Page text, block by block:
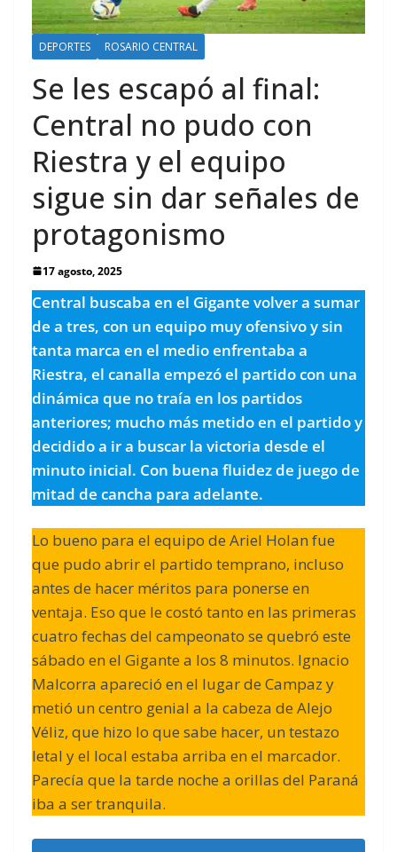
DEPORTES ROSARIO CENTRAL
Se les escapó al final:
Central no pudo con
Riestra y el equipo
sigue sin dar señales de
protagonismo
17 agosto, 2025
Central buscaba en el Gigante volver a sumar
de a tres, con un equipo muy ofensivo y sin
tanta marca en el medio enfrentaba a
Riestra, el canalla empezó el partido con una
dinámica que no traía en los partidos
anteriores; mucho más metido en el partido y
decidido a ir a buscar la victoria desde el
minuto inicial. Con buena fluidez de juego de
mitad de cancha para adelante.
Lo bueno para el equipo de Ariel Holan fue
que pudo abrir el partido temprano, incluso
antes de hacer méritos para ponerse en
ventaja. Eso que le costó tanto en las primeras
cuatro fechas del campeonato se quebró este
sábado en el Gigante a los 8 minutos. Ignacio
Malcorra apareció en el lugar de Campaz y
metió un centro genial a la cabeza de Alejo
Véliz, que hizo lo que sabe hacer, un testazo
letal y el local estaba arriba en el marcador.
Parecía que la tarde noche a orillas del Paraná
iba a ser tranquila.